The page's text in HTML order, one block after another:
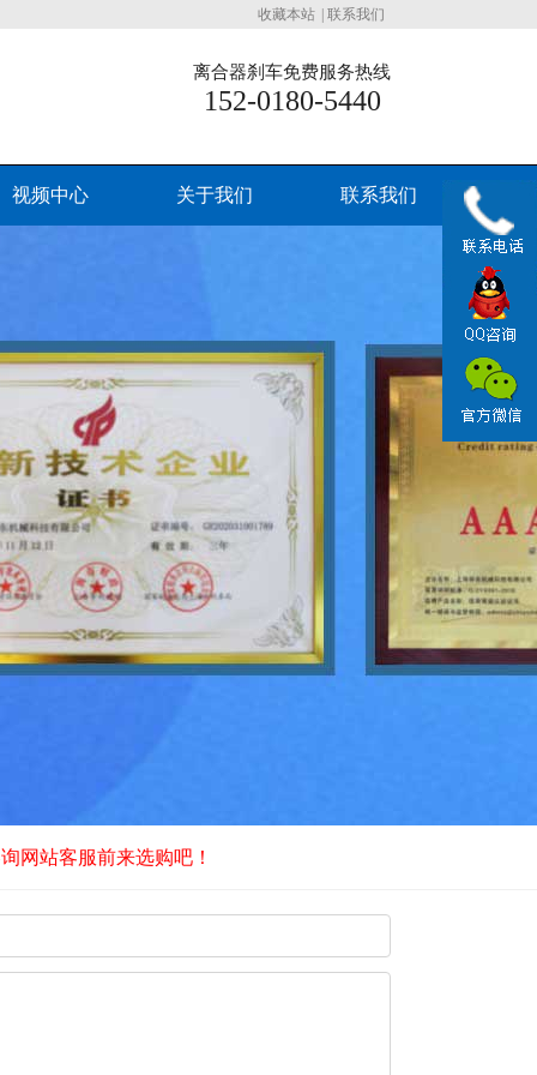
收藏本站 联系我们
离合器刹车免费服务热线
152-0180-5440
视频中心 关于我们 联系我们
网站客服前来选购吧！